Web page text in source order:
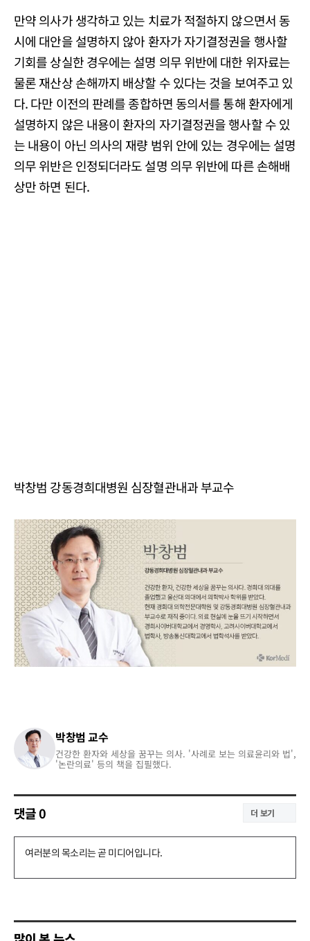
만약 의사가 생각하고 있는 치료가 적절하지 않으면서 동
시에 대안을 설명하지 않아 환자가 자기결정권을 행사할
기회를 상실한 경우에는 설명 의무 위반에 대한 위자료는
물론 재산상 손해까지 배상할 수 있다는 것을 보여주고 있
다. 다만 이전의 판례를 종합하면 동의서를 통해 환자에게
설명하지 않은 내용이 환자의 자기결정권을 행사할 수 있
는 내용이 아닌 의사의 재량 범위 안에 있는 경우에는 설명
의무 위반은 인정되더라도 설명 의무 위반에 따른 손해배
상만 하면 된다.
박창범 강동경희대병원 심장혈관내과 부교수
박창범 교수
건강한 환자와 세상을 꿈꾸는 의사. '사례로 보는 의료윤리와 법',
'논란의료' 등의 책을 집필했다.
댓글0 더 보기
댓
기